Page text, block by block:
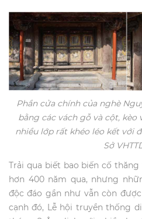
Phần cửa chính của nghè
bằng các vách gỗ và cột,
nhiều lớp rất khéo léo kết với
Sở
Trải qua biết bao biến cố
hơn 400 năm qua, nhưng
độc đáo gần như vẫn còn
cạnh đó, Lễ hội truyền thống